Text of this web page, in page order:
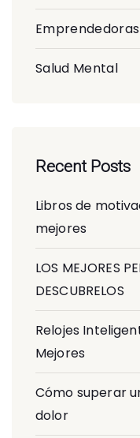
Emprendedoras
Salud Mental
Recent Posts
Libros de
mejores
LOS MEJORES
DESCUBRELOS
Relojes
Mejores
Cómo superar
dolor